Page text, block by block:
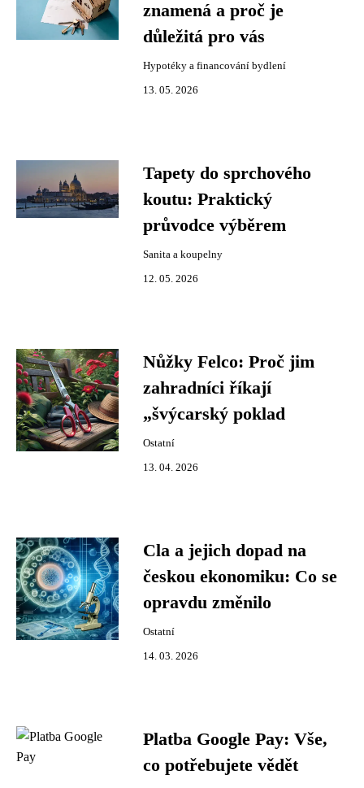
znamená a proč je
důležitá pro vás
Hypotéky a financování bydlení
13. 05. 2026
Tapety do sprchového
koutu: Praktický
průvodce výběrem
Sanita a koupelny
12. 05. 2026
Nůžky Felco: Proč jim
zahradníci říkají
„švýcarský poklad
Ostatní
13. 04. 2026
Cla a jejich dopad na
českou ekonomiku: Co se
opravdu změnilo
Ostatní
14. 03. 2026
Platba Google Pay: Vše,
co potřebujete vědět